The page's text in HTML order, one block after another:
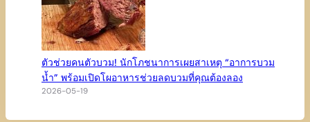
ตัวช่วยคนตัวบวม! นักโภชนาการเผยสาเหตุ “อาการบวม
น้ำ” พร้อมเปิดโผอาหารช่วยลดบวมที่คุณต้องลอง
2026-05-19